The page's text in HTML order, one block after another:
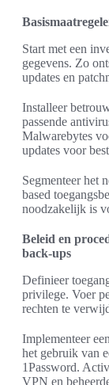
Start met een
gegevens. Zo
updates en
Installeer
passende
Malwarebytes
updates voor
Segmenteer het
based
noodzakelijk is
Beleid en
back-ups
Definieer
privilege. Voer
rechten te
Implementeer
het gebruik van
1Password.
VPN en